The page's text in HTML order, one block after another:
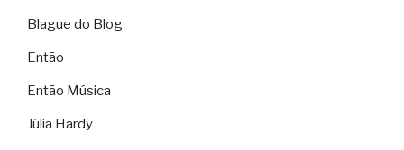
Blague do Blog
Então
Então Música
Júlia Hardy